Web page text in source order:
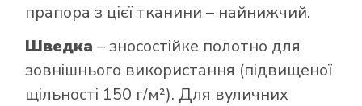
прапора з цієї тканини – найнижчий.
Шведка – зносостійке полотно для
зовнішнього використання (підвищеної
щільності 150 г/м²). Для вуличних